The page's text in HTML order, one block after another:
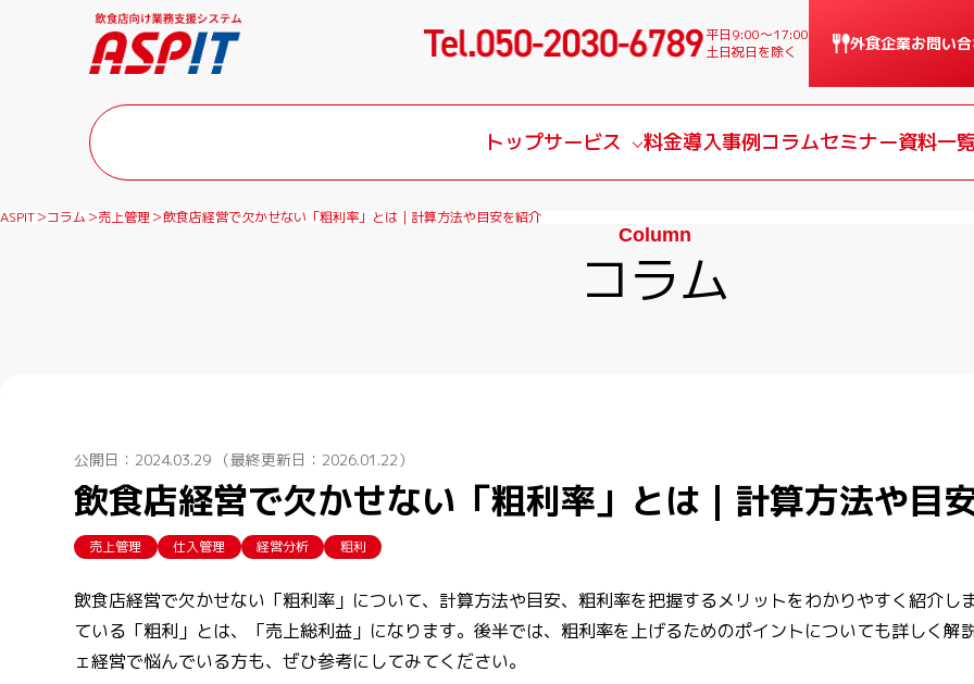
平日9:00〜17:00
土日祝日を除く
外食企業お問い
トップサービス
課題別サービス
料金導入事例コラムセミナー資料一
ASPIT コラム 売上管理 飲食店経営で欠かせない「粗利率」とは｜計算方法や目安を紹介
Column
コラム
公開日：2024.03.29 （最終更新日：2026.01.22）
飲食店経営で欠かせない「粗利率」とは｜計算方法や目
売上管理 仕入管理 経営分析 粗利
飲食店経営で欠かせない「粗利率」について、計算方法や目安、粗利率を把握するメリットをわかりやすく紹介し
ている「粗利」とは、「売上総利益」になります。後半では、粗利率を上げるためのポイントについても詳しく解
ェ経営で悩んでいる方も、ぜひ参考にしてみてください。